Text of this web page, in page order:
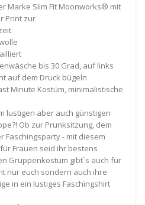
Marke Slim Fit Moonworks® mit
Print zur
bis 30 Grad, auf links
auf dem Druck bügeln
Minute Kostüm, minimalistische
lustigen aber auch günstigen
Ob zur Prunksitzung, dem
Faschingsparty - mit diesem
Frauen seid ihr bestens
Gruppenkostüm gibt`s auch für
nur euch sondern auch ihre
in ein lustiges Faschingshirt